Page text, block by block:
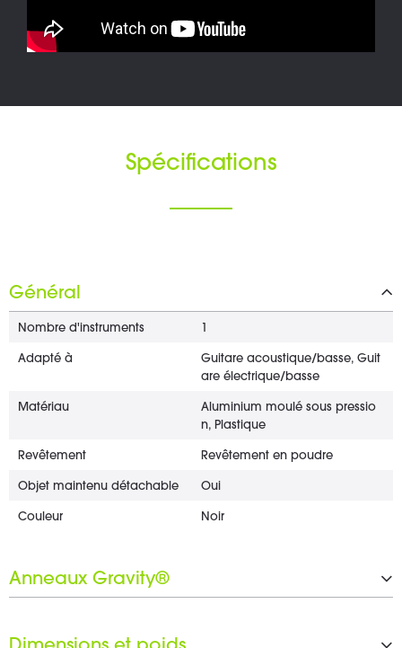
Spécifications
Général
Nombre d'instruments
Adapté à
Guitare acoustique/basse, Guit
are électrique/basse
Matériau
Aluminium moulé sous pressio
n, Plastique
Revêtement Revêtement en poudre
Objet maintenu détachable Oui
Couleur Noir
Anneaux Gravity®
Jeu d'anneaux noirs inclus